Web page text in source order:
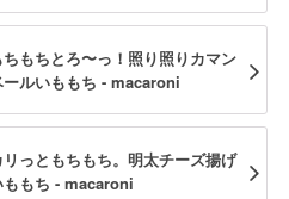
ちもちとろ〜っ！照り照りカマン
ールいももち - macaroni
リっともちもち。明太チーズ揚げ
ももち - macaroni